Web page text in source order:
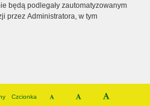
będą podlegały zautomatyzowanym
przez Administratora, w tym
Czcionka